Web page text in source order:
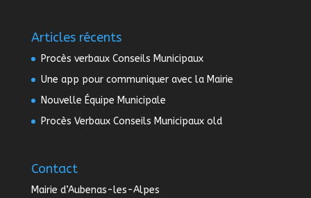
Articles récents
Procès verbaux Conseils Municipaux
Une app pour communiquer avec la Mairie
Nouvelle Équipe Municipale
Procès Verbaux Conseils Municipaux old
Contact
Mairie d’Aubenas-les-Alpes